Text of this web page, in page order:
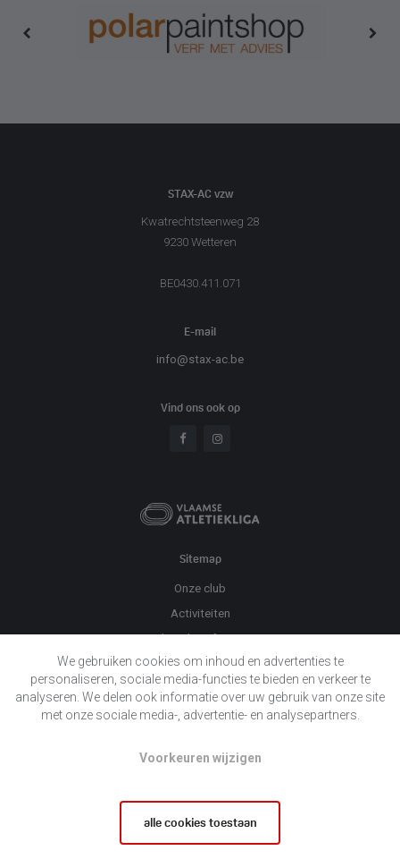
We gebruiken cookies om inhoud en advertenties te
personaliseren, sociale media-functies te bieden en verkeer te
analyseren. We delen ook informatie over uw gebruik van onze site
met onze sociale media-, advertentie- en analysepartners.
Voorkeuren wijzigen
alle cookies toestaan
STAX-AC vzw
Kwatrechtsteenweg 28
9230 Wetteren
BE0430.411.071
E-mail
info@stax-ac.be
Vind ons ook op
Sitemap
Onze club
Activiteiten
Praktische informatie
Evenementen
Twizzit
Nieuws
Contact